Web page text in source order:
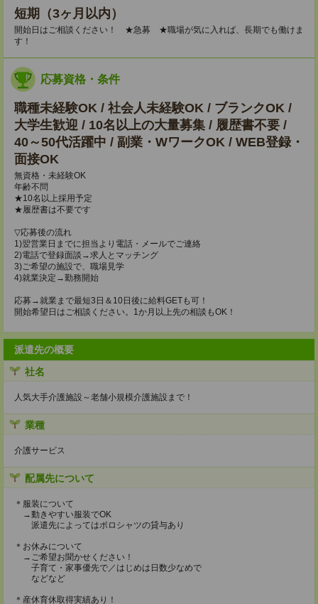
短期（3ヶ月以内）
開始日はご相談ください！ ★急募 ★職場が気に入れば、長期でも働けま
す！
応募資格・条件
職種未経験OK / 社会人未経験OK / ブランクOK /
大学生歓迎 / 10名以上の大量募集 / 履歴書不要 /
40～50代活躍中 / 副業・WワークOK / WEB登録・
面接OK
無資格・未経験OK
年齢不問
★10名以上採用予定
★履歴書は不要です
▽応募後の流れ
1)翌営業日までに担当より電話・メールでご連絡
2)電話で登録面談→求人とマッチング
3)ご希望の施設で、職場見学
4)就業決定→勤務開始
応募→就業まで最短3日＆10日後に給料GETも可！
開始希望日はご相談ください。1か月以上先の相談もOK！
派遣先の概要
社名
人気大手介護施設～老舗小規模介護施設まで！
業種
介護サービス
配属先について
＊服装について
→動きやすい服装でOK
派遣先によってはポロシャツの貸与あり
＊お休みについて
→ご希望お聞かせください！
子育て・家事優先で／はじめは日数少なめで
などなど
＊産休育休取得実績あり！